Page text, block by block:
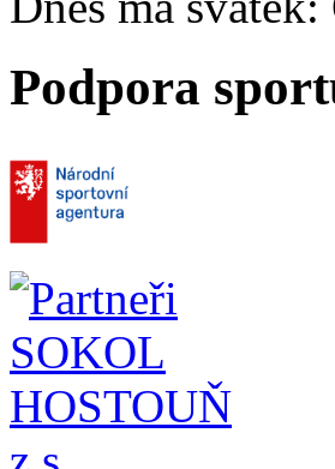
Podpora